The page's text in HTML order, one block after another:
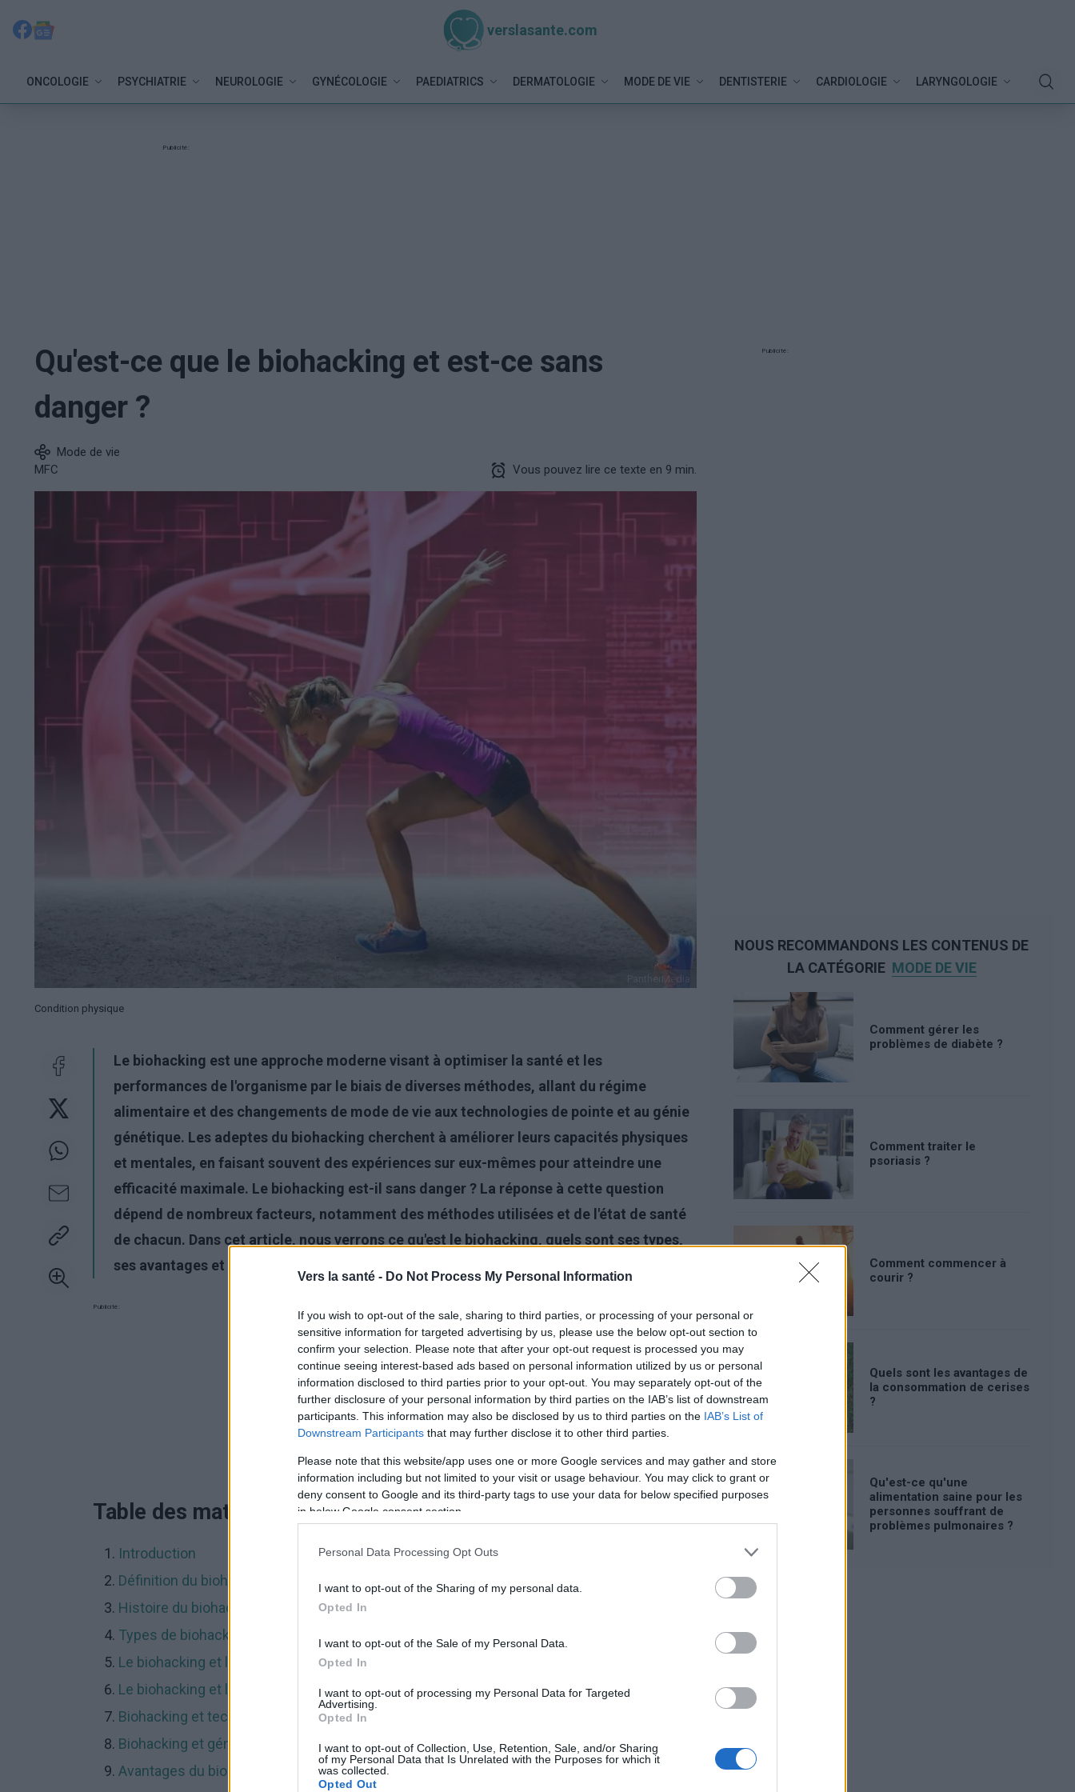
Vers la santé - Do Not Process My Personal Information
If you wish to opt-out of the sale, sharing to third parties, or processing of your personal or
sensitive information for targeted advertising by us, please use the below opt-out section to
confirm your selection. Please note that after your opt-out request is processed you may
continue seeing interest-based ads based on personal information utilized by us or personal
information disclosed to third parties prior to your opt-out. You may separately opt-out of the
further disclosure of your personal information by third parties on the IAB’s list of downstream
participants. This information may also be disclosed by us to third parties on the IAB’s List of
Downstream Participants that may further disclose it to other third parties.
Please note that this website/app uses one or more Google services and may gather and store
information including but not limited to your visit or usage behaviour. You may click to grant or
deny consent to Google and its third-party tags to use your data for below specified purposes
in below Google consent section.
Personal Data Processing Opt Outs
I want to opt-out of the Sharing of my personal data.
Opted In
I want to opt-out of the Sale of my Personal Data.
Opted In
I want to opt-out of processing my Personal Data for Targeted
Advertising.
Opted In
I want to opt-out of Collection, Use, Retention, Sale, and/or Sharing
of my Personal Data that Is Unrelated with the Purposes for which it
was collected.
Opted Out
verslasante.com
ONCOLOGIE PSYCHIATRIE NEUROLOGIE GYNÉCOLOGIE PAEDIATRICS DERMATOLOGIE MODE DE VIE DENTISTERIE CARDIOLOGIE LARYNGOLOGIE
Publicité:
Qu'est-ce que le biohacking et est-ce sans
danger ?
Mode de vie
MFC
Vous pouvez lire ce texte en 9 min.
PantherMedia
Condition physique
Le biohacking est une approche moderne visant à optimiser la santé et les
performances de l'organisme par le biais de diverses méthodes, allant du régime
alimentaire et des changements de mode de vie aux technologies de pointe et au génie
génétique. Les adeptes du biohacking cherchent à améliorer leurs capacités physiques
et mentales, en faisant souvent des expériences sur eux-mêmes pour atteindre une
efficacité maximale. Le biohacking est-il sans danger ? La réponse à cette question
dépend de nombreux facteurs, notamment des méthodes utilisées et de l'état de santé
de chacun. Dans cet article, nous verrons ce qu'est le biohacking, quels sont ses types,
ses avantages et ses risques potentiels, et s'il est sans danger.
Publicité:
Table des matières
Introduction
Définition du biohacking
Histoire du biohacking
Types de biohacking
Le biohacking et l'alimentation et la supplémentation
Le biohacking et le mode de vie
Biohacking et technologie
Biohacking et génie génétique
Avantages du biohacking
Publicité:
NOUS RECOMMANDONS LES CONTENUS DE
LA CATÉGORIE MODE DE VIE
Comment gérer les
problèmes de diabète ?
Comment traiter le
psoriasis ?
Comment commencer à
courir ?
Quels sont les avantages de
la consommation de cerises
?
Qu'est-ce qu'une
alimentation saine pour les
personnes souffrant de
problèmes pulmonaires ?